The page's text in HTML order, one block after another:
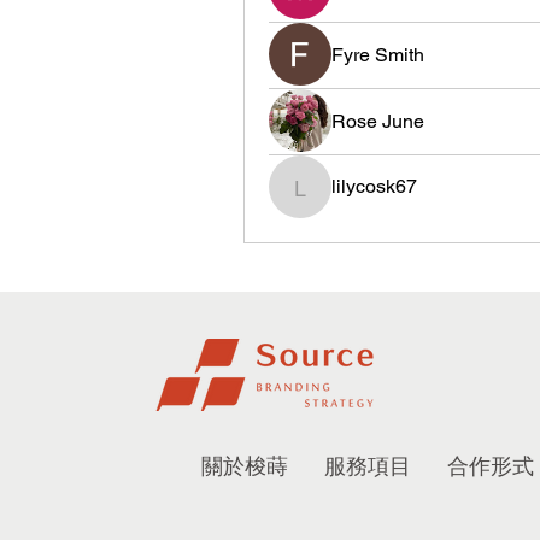
Fyre Smith
Rose June
lilycosk67
lilycosk67
關於梭蒔 服務項目 合作形式